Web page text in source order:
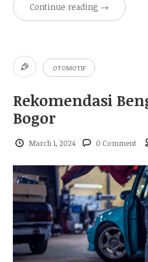
Continue reading →
OTOMOTIF
Rekomendasi
Bogor
March 1, 2024 0 Comment